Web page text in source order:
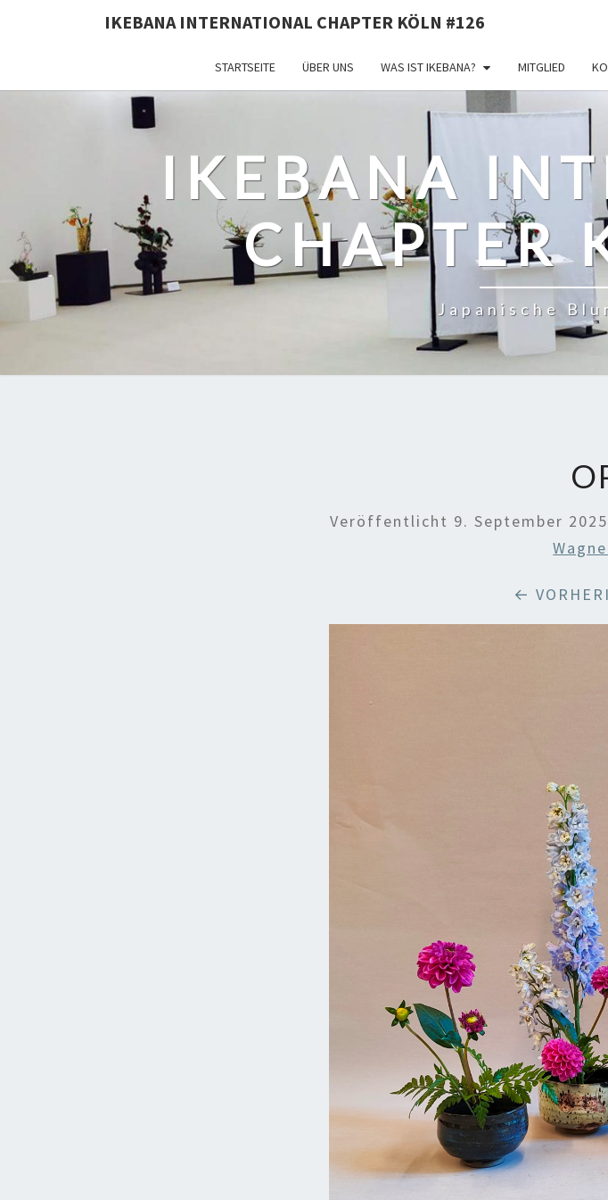
IKEBANA INTERNATIONAL CHAPTER KÖLN #126
STARTSEITE ÜBER UNS WAS IST IKEBANA? MITGLIED
IKEBANA
CHAPTER
Japanische
Veröffentlicht 9. September 2025
←